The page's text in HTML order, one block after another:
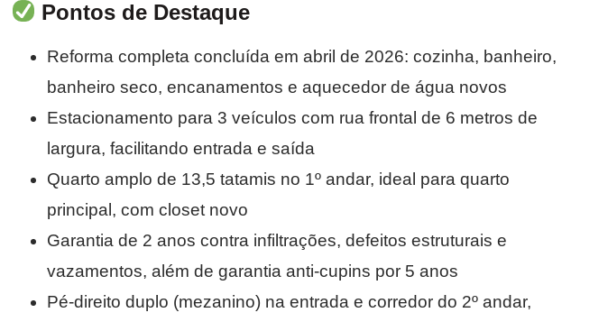
Pontos de Destaque
Reforma completa concluída em abril de 2026: cozinha, banheiro,
banheiro seco, encanamentos e aquecedor de água novos
Estacionamento para 3 veículos com rua frontal de 6 metros de
largura, facilitando entrada e saída
Quarto amplo de 13,5 tatamis no 1º andar, ideal para quarto
principal, com closet novo
Garantia de 2 anos contra infiltrações, defeitos estruturais e
vazamentos, além de garantia anti-cupins por 5 anos
Pé-direito duplo (mezanino) na entrada e corredor do 2º andar,